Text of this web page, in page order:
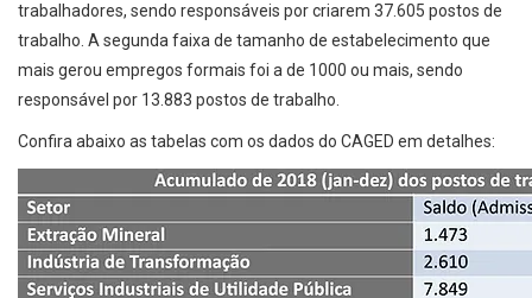
trabalhadores, sendo responsáveis por criarem 37.605 postos de
trabalho. A segunda faixa de tamanho de estabelecimento que
mais gerou empregos formais foi a de 1000 ou mais, sendo
responsável por 13.883 postos de trabalho.
Confira abaixo as tabelas com os dados do CAGED em detalhes: